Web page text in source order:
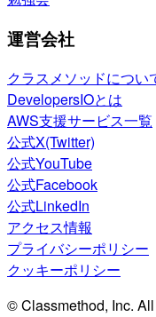
運営会社
クラスメソッドについ
DevelopersIOとは
AWS支援サービス一覧
公式X(Twitter)
公式YouTube
公式Facebook
公式LinkedIn
アクセス情報
プライバシーポリシー
クッキーポリシー
© Classmethod, Inc.